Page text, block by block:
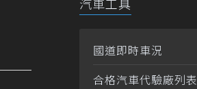
汽車工具
國道即時車況
合格汽車代驗廠列表